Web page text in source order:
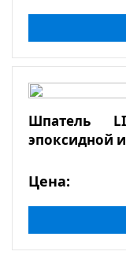
Шпатель
эпоксидной
Цена: